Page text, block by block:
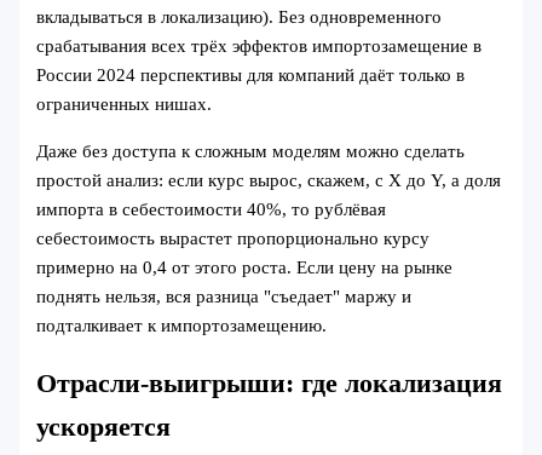
вкладываться в локализацию). Без одновременного
срабатывания всех трёх эффектов импортозамещение в
России 2024 перспективы для компаний даёт только в
ограниченных нишах.
Даже без доступа к сложным моделям можно сделать
простой анализ: если курс вырос, скажем, с X до Y, а доля
импорта в себестоимости 40%, то рублёвая
себестоимость вырастет пропорционально курсу
примерно на 0,4 от этого роста. Если цену на рынке
поднять нельзя, вся разница "съедает" маржу и
подталкивает к импортозамещению.
Отрасли-выигрыши: где локализация
ускоряется